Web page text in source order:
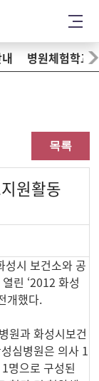
병원체험학교
목록
원활동
성시 보건소와 공
린 ‘2012 화성
개했다.
원과 화성시보건
심병원은 의사 1
명으로 구성된